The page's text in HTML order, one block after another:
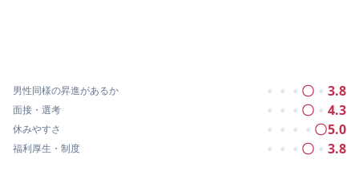
男性同様の昇進があるか ● ● ● 〇 ● 3.8
面接・選考 ● ● ● 〇 ● 4.3
休みやすさ ● ● ● ● 〇5.0
福利厚生・制度 ● ● ● 〇 ● 3.8